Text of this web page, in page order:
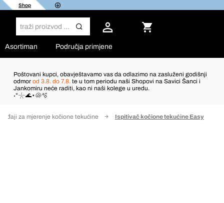
Shop
Asortiman Područja primjene
Poštovani kupci, obavještavamo vas da odlazimo na zasluženi godišnji
odmor od 3.8. do 7.8. te u tom periodu naši Shopovi na Savici Šanci i
Jankomiru neće raditi, kao ni naši kolege u uredu.
˖°𓇼🌊⋆🐚🫧
za mjerenje kočione tekućine Ispitivač kočione tekućine Easy